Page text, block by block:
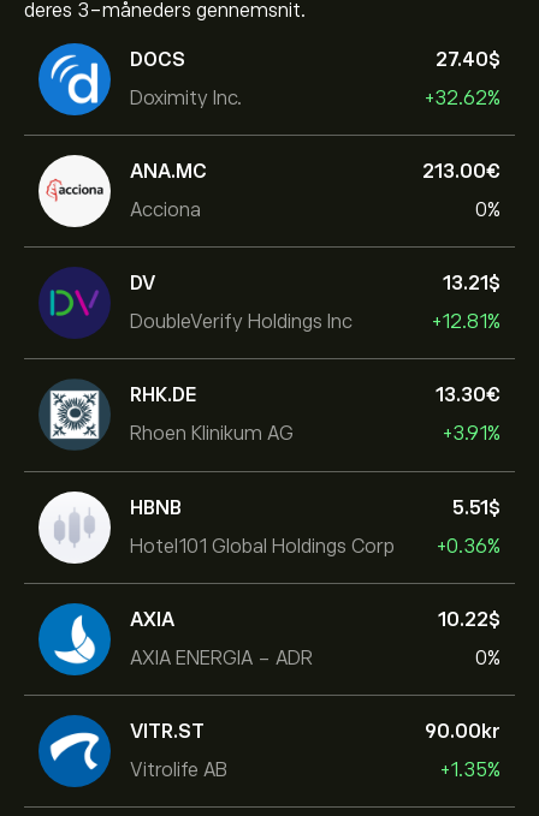
deres 3-måneders gennemsnit.
DOCS
Doximity Inc.
27.40‎$‎
+32.62%
ANA.MC
Acciona
213.00‎€‎
0%
DV
DoubleVerify Holdings Inc
13.21‎$‎
+12.81%
RHK.DE
Rhoen Klinikum AG
13.30‎€‎
+3.91%
HBNB
Hotel101 Global Holdings Corp
5.51‎$‎
+0.36%
AXIA
AXIA ENERGIA - ADR
10.22‎$‎
0%
VITR.ST
Vitrolife AB
90.00‎kr‎
+1.35%